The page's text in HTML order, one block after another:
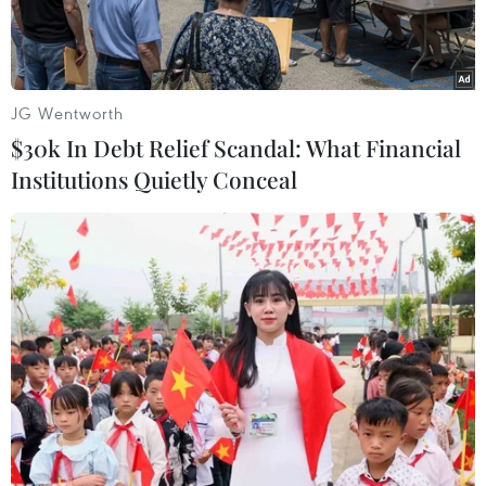
Đại sứ Mỹ tại Liên minh châu Âu (EU) Gordon Sondland
Đại sứ Mỹ tại Liên minh châu Âu (EU) Gordon
Sondland đã thừa nhận Tổng thống Donald
Trump đã chỉ đạo ông gây sức ép để buộc
Ukraine điều tra đối thủ trong cuộc đua vào Nhà
JG Wentworth
$30k In Debt Relief Scandal: What Financial
Institutions Quietly Conceal